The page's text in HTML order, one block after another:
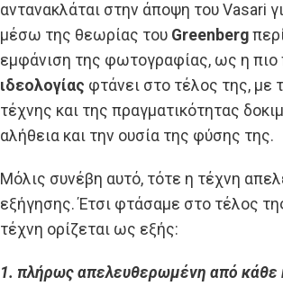
αντανακλάται στην άποψη του Vasari
μέσω της θεωρίας του Greenberg
εμφάνιση της φωτογραφίας, ως η πιο
ιδεολογίας φτάνει στο τέλος της, με
τέχνης και της πραγματικότητας
αλήθεια και την ουσία της φύσης της.
Μόλις συνέβη αυτό, τότε η τέχνη
εξήγησης. Έτσι φτάσαμε στο τέλος
τέχνη ορίζεται ως εξής:
1. πλήρως απελευθερωμένη από κάθε